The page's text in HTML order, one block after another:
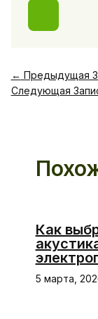
← Предыдущая
Следующая
Как
5 марта,